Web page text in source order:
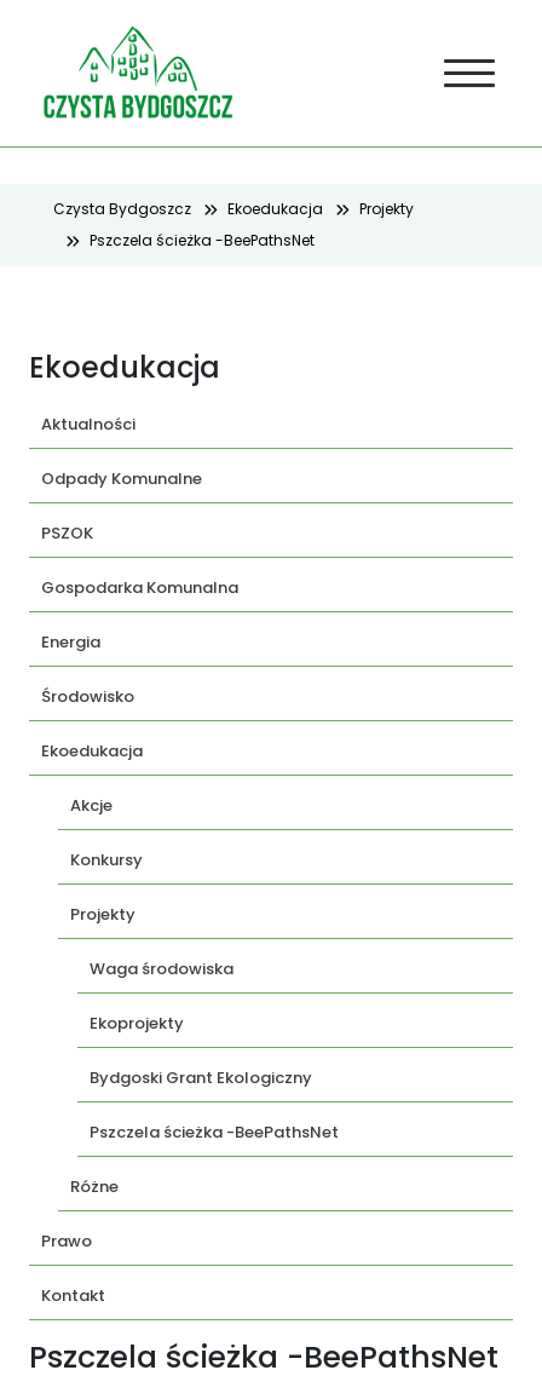
Czysta Bydgoszcz Ekoedukacja
Projekty
Pszczela ścieżka -BeePathsNet
Ekoedukacja
Aktualności
Odpady Komunalne
PSZOK
Gospodarka Komunalna
Energia
Środowisko
Ekoedukacja
Akcje
Konkursy
Projekty
Waga środowiska
Ekoprojekty
Bydgoski Grant Ekologiczny
Pszczela ścieżka -BeePathsNet
Różne
Prawo
Kontakt
Pszczela ścieżka -BeePathsNet